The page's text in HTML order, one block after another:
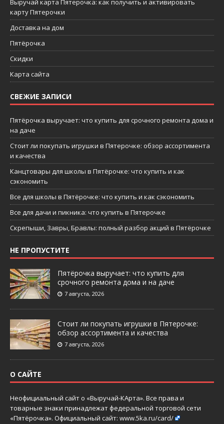
Выручай карта Пятерочка: как получить и активировать
карту Пятерочки
Доставка на дом
Пятёрочка
Скидки
Карта сайта
СВЕЖИЕ ЗАПИСИ
Пятёрочка выручает: что купить для срочного ремонта дома и
на даче
Стоит ли покупать игрушки в Пятерочке: обзор ассортимента
и качества
Канцтовары для школы в Пятёрочке: что купить и как
сэкономить
Все для школы в Пятёрочке: что купить и как сэкономить
Все для дачи и пикника: что купить в Пятерочке
Скрепыши, Завры, Бравлы: полный разбор акций в Пятёрочке
НЕ ПРОПУСТИТЕ
Пятёрочка выручает: что купить для
срочного ремонта дома и на даче
7 августа, 2026
Стоит ли покупать игрушки в Пятерочке:
обзор ассортимента и качества
7 августа, 2026
О САЙТЕ
Неофициальный сайт о «Выручай-КАрта». Все права и
товарные знаки принадлежат федеральной торговой сети
«Пятёрочка». Официальный сайт: www.5ka.ru/card/